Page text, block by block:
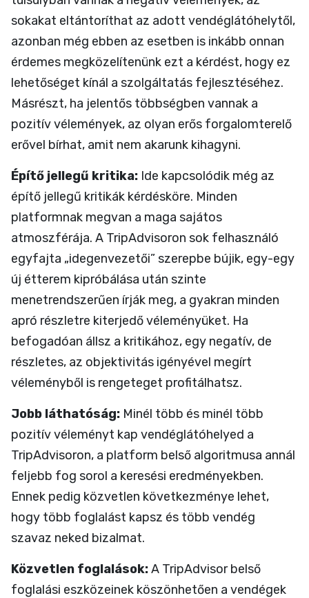
sokakat eltántoríthat az adott vendéglátóhelytől,
azonban még ebben az esetben is inkább onnan
érdemes megközelítenünk ezt a kérdést, hogy ez
lehetőséget kínál a szolgáltatás fejlesztéséhez.
Másrészt, ha jelentős többségben vannak a
pozitív vélemények, az olyan erős forgalomterelő
erővel bírhat, amit nem akarunk kihagyni.
Építő jellegű kritika: Ide kapcsolódik még az
építő jellegű kritikák kérdésköre. Minden
platformnak megvan a maga sajátos
atmoszférája. A TripAdvisoron sok felhasználó
egyfajta „idegenvezetői” szerepbe bújik, egy-egy
új étterem kipróbálása után szinte
menetrendszerűen írják meg, a gyakran minden
apró részletre kiterjedő véleményüket. Ha
befogadóan állsz a kritikához, egy negatív, de
részletes, az objektivitás igényével megírt
véleményből is rengeteget profitálhatsz.
Jobb láthatóság: Minél több és minél több
pozitív véleményt kap vendéglátóhelyed a
TripAdvisoron, a platform belső algoritmusa annál
feljebb fog sorol a keresési eredményekben.
Ennek pedig közvetlen következménye lehet,
hogy több foglalást kapsz és több vendég
szavaz neked bizalmat.
Közvetlen foglalások:A TripAdvisor belső
foglalási eszközeinek köszönhetően a vendégek